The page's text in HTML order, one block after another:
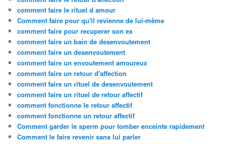
comment faire le rituel d amour
Comment faire pour qu'il revienne de lui-même
comment faire pour recuperer son ex
comment faire un bain de desenvoutement
comment faire un desenvoutement
comment faire un envoutement amoureux
comment faire un retour d'affection
comment faire un rituel de desenvoutement
comment faire un rituel de retour affectif
comment fonctionne le retour affectif
comment fonctionne un retour affectif
Comment garder le sperm pour tomber enceinte rapidement
Comment le faire revenir sans lui parler